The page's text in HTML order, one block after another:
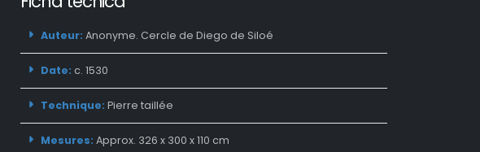
Auteur: Anonyme. Cercle de Diego de Siloé
Date: c. 1530
Technique: Pierre taillée
Mesures: Approx. 326 x 300 x 110 cm